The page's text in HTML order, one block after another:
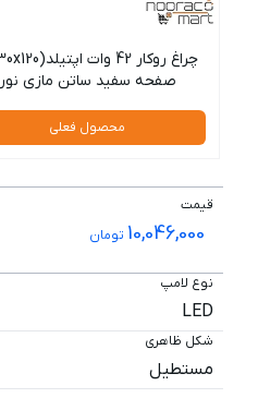
صفحه سفید ساتن مازی نور
محصول فعلی
قیمت
10,046,000 تومان
نوع لامپ
LED
شکل ظاهری
مستطیل